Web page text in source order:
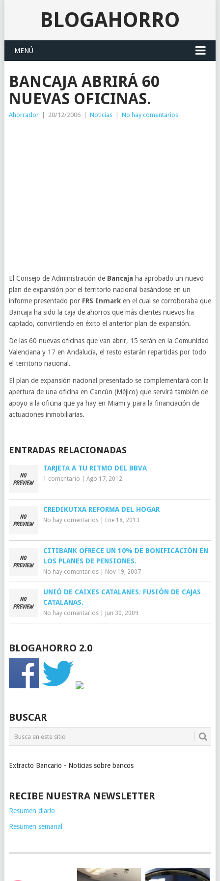
BLOGAHORRO
MENÚ
BANCAJA ABRIRÁ 60
NUEVAS OFICINAS.
Ahorrador 20/12/2006 Noticias No hay comentarios
El Consejo de Administración de Bancaja ha aprobado un nuevo
plan de expansión por el territorio nacional basándose en un
informe presentado por FRS Inmarken el cual se corroboraba que
Bancaja ha sido la caja de ahorros que más clientes nuevos ha
captado, convirtiendo en éxito el anterior plan de expansión.
De las 60 nuevas oficinas que van abrir, 15 serán en la Comunidad
Valenciana y 17 en Andalucía, el resto estarán repartidas por todo
el territorio nacional.
El plan de expansión nacional presentado se complementará con la
apertura de una oficina en Cancún (Méjico) que servirá también de
apoyo a la oficina que ya hay en Miami y para la financiación de
actuaciones inmobiliarias.
ENTRADAS RELACIONADAS
TARJETA A TU RITMO DEL BBVA
1 comentario Ago 17, 2012
CREDIKUTXA REFORMA DEL HOGAR
No hay comentarios| Ene 18, 2013
CITIBANK OFRECE UN 10% DE BONIFICACIÓN EN
LOS PLANES DE PENSIONES.
No hay comentarios| Nov 19, 2007
UNIÓ DE CAIXES CATALANES: FUSIÓN DE CAJAS
CATALANAS.
No hay comentarios| Jun 30, 2009
BLOGAHORRO 2.0
BUSCAR
Extracto Bancario - Noticias sobre bancos
RECIBE NUESTRA NEWSLETTER
Resumen diario
Resumen semanal